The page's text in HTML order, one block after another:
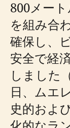
800メー
を組み合
確保し、
安全で経
しました
日、ムエ
史的およ